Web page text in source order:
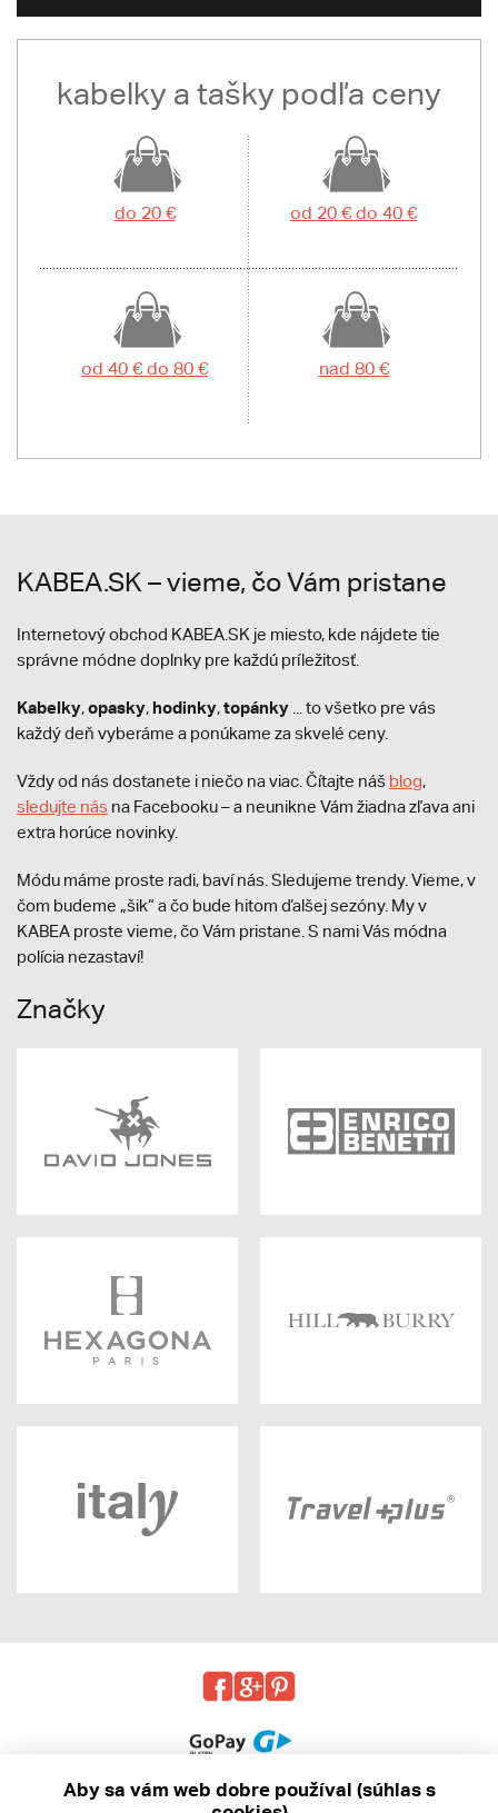
kabelky a tašky podľa ceny
do 20 € od 20 € do 40 €
od 40 € do 80 € nad 80 €
KABEA.SK – vieme, čo Vám pristane
Internetový obchod KABEA.SK je miesto, kde nájdete tie
správne módne doplnky pre každú príležitosť.
Kabelky,opasky, hodinky,topánky ... to všetko pre vás
každý deň vyberáme a ponúkame za skvelé ceny.
Vždy od nás dostanete i niečo na viac. Čítajte náš blog,
sledujte nás na Facebooku – a neunikne Vám žiadna zľava ani
extra horúce novinky.
Módu máme proste radi, baví nás. Sledujeme trendy. Vieme, v
čom budeme „šik“ a čo bude hitom ďalšej sezóny. My v
KABEA proste vieme, čo Vám pristane. S nami Vás módna
polícia nezastaví!
Značky
Aby sa vám web dobre používal (súhlas s